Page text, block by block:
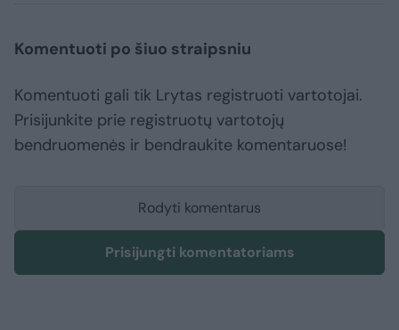
Komentuoti po šiuo straipsniu
Komentuoti gali tik Lrytas registruoti vartotojai.
Prisijunkite prie registruotų vartotojų
bendruomenės ir bendraukite komentaruose!
Rodyti komentarus
Prisijungti komentatoriams